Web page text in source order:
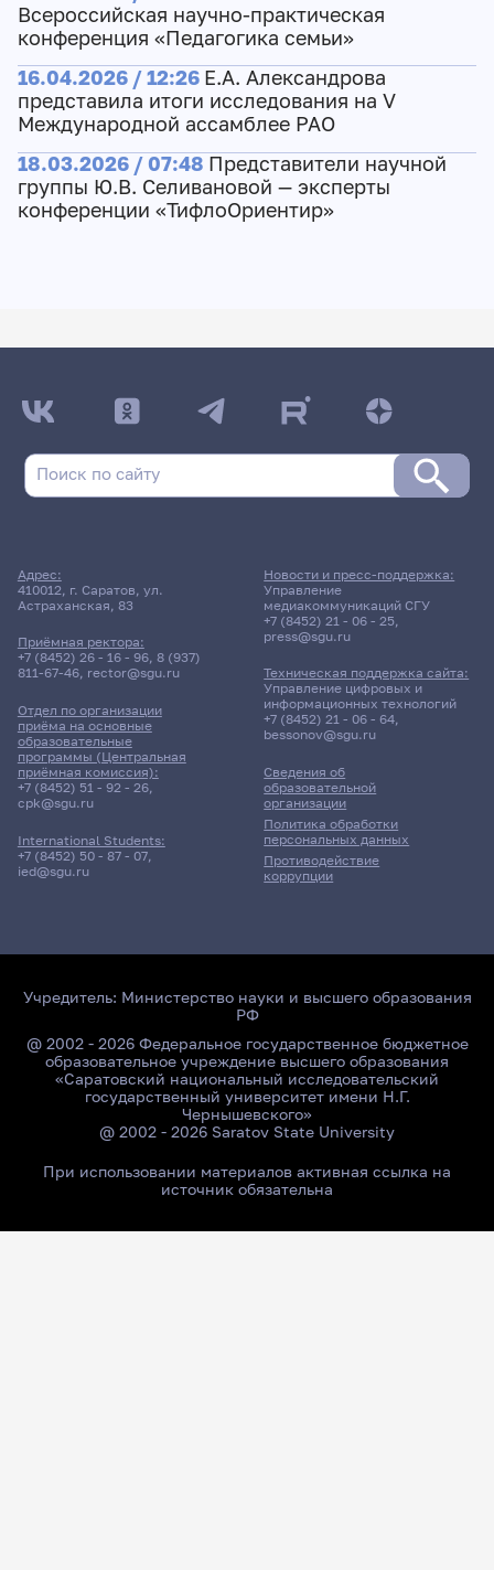
Всероссийская научно-практическая
конференция «Педагогика семьи»
16.04.2026 / 12:26 Е.А. Александрова
представила итоги исследования на V
Международной ассамблее РАО
18.03.2026 / 07:48 Представители научной
группы Ю.В. Селивановой — эксперты
конференции «ТифлоОриентир»
Адрес:
410012, г. Саратов, ул.
Астраханская, 83
Приёмная ректора:
+7 (8452) 26 - 16 - 96, 8 (937)
811-67-46, rector@sgu.ru
Отдел по организации
приёма на основные
образовательные
программы (Центральная
приёмная комиссия):
+7 (8452) 51 - 92 - 26,
cpk@sgu.ru
International Students:
+7 (8452) 50 - 87 - 07,
ied@sgu.ru
Сведения об
образовательной
организации
Политика обработки
персональных данных
Противодействие
коррупции
Новости и пресс-поддержка:
Управление
медиакоммуникаций СГУ
+7 (8452) 21 - 06 - 25,
press@sgu.ru
Техническая поддержка сайта:
Управление цифровых и
информационных технологий
+7 (8452) 21 - 06 - 64,
bessonov@sgu.ru
Учредитель: Министерство науки и высшего образования
РФ
@ 2002 - 2026 Федеральное государственное бюджетное
образовательное учреждение высшего образования
«Саратовский национальный исследовательский
государственный университет имени Н.Г.
Чернышевского»
@ 2002 - 2026 Saratov State University
При использовании материалов активная ссылка на
источник обязательна